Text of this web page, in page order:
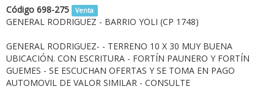
Código 698-275 Venta
GENERAL RODRIGUEZ - BARRIO YOLI (CP 1748)
GENERAL RODRIGUEZ- - TERRENO 10 X 30 MUY BUENA
UBICACIÓN. CON ESCRITURA - FORTÍN PAUNERO Y FORTÍN
GUEMES - SE ESCUCHAN OFERTAS Y SE TOMA EN PAGO
AUTOMOVIL DE VALOR SIMILAR - CONSULTE